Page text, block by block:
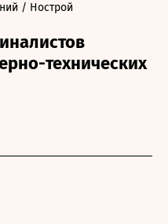
/ Нострой
технических